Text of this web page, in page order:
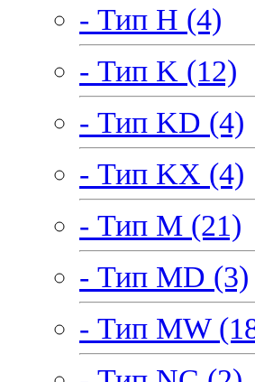
- Тип H (4)
- Тип K (12)
- Тип KD (4)
- Тип KX (4)
- Тип M (21)
- Тип MD (3)
- Тип MW